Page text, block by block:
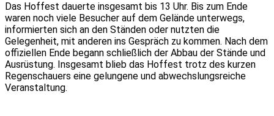
Das Hoffest dauerte insgesamt bis 13 Uhr. Bis zum Ende
waren noch viele Besucher auf dem Gelände unterwegs,
informierten sich an den Ständen oder nutzten die
Gelegenheit, mit anderen ins Gespräch zu kommen. Nach dem
offiziellen Ende begann schließlich der Abbau der Stände und
Ausrüstung. Insgesamt blieb das Hoffest trotz des kurzen
Regenschauers eine gelungene und abwechslungsreiche
Veranstaltung.